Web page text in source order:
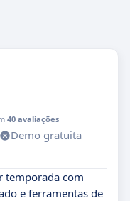
40 avaliações
Demo gratuita
temporada com
e ferramentas de